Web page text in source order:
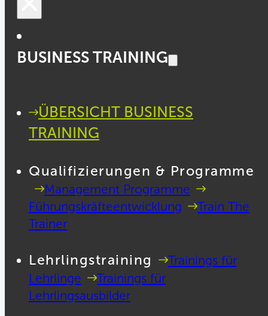
BUSINESS TRAINING
ÜBERSICHT BUSINESS
TRAINING
Qualifizierungen & Programme
Management Programme
Führungskräfteentwicklung
Train The
Trainer
Lehrlingstraining
Trainings für
Lehrlinge
Trainings für
Lehrlingsausbilder